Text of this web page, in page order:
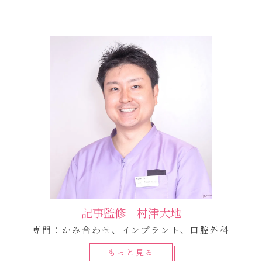
記事監修 村津大地
専門：かみ合わせ、インプラント、口腔外科
もっと見る